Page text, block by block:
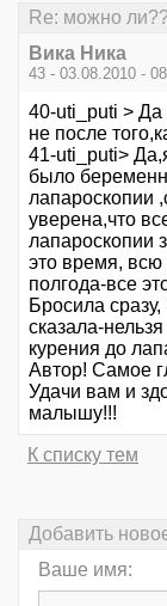
Re: можно
Вика Ника
43 - 03.08.2010 -
40-uti_puti > Да
не после
41-uti_puti>
было
лапароскопии
уверена,что
лапароскопии
это время, всю
полгода-все
Бросила
сказала-
курения до
Автор! Самое
Удачи вам и
малышу!!!
К списку тем
Добавить
Ваше имя: